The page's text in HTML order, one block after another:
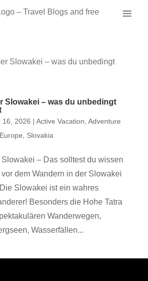
Slowakei – was du unbedingt
16, 2026 | Active Vacation Adventure
Europe Slovakia
– Das solltest du wissen
dem Wandern in der Slowakei
Slowakei ist ein wahres
Besonders die Hohe Tatra
Wanderwegen,
Wasserfällen...